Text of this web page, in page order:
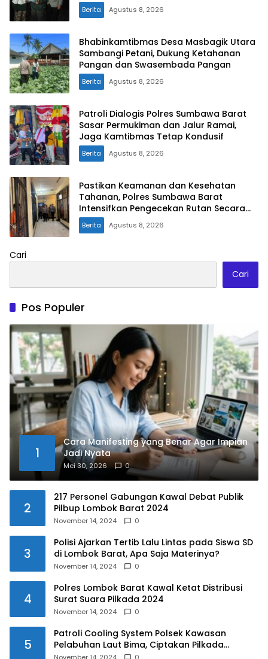
Berita Agustus 8, 2026
Bhabinkamtibmas Desa Masbagik Utara
Sambangi Petani, Dukung Ketahanan
Pangan dan Swasembada Pangan
Berita Agustus 8, 2026
Patroli Dialogis Polres Sumbawa Barat
Sasar Permukiman dan Jalur Ramai,
Jaga Kamtibmas Tetap Kondusif
Berita Agustus 8, 2026
Pastikan Keamanan dan Kesehatan
Tahanan, Polres Sumbawa Barat
Intensifkan Pengecekan Rutan Secara
Berkala
Berita Agustus 8, 2026
Cari
Cari
Pos Populer
1
Cara Manifesting yang Benar Agar Impian
Jadi Nyata
Mei 30, 2026 0
2
217 Personel Gabungan Kawal Debat Publik
Pilbup Lombok Barat 2024
November 14, 2024 0
3
Polisi Ajarkan Tertib Lalu Lintas pada Siswa SD
di Lombok Barat, Apa Saja Materinya?
November 14, 2024 0
4
Polres Lombok Barat Kawal Ketat Distribusi
Surat Suara Pilkada 2024
November 14, 2024 0
5
Patroli Cooling System Polsek Kawasan
Pelabuhan Laut Bima, Ciptakan Pilkada
Serentak 2024 yang Aman dan Damai